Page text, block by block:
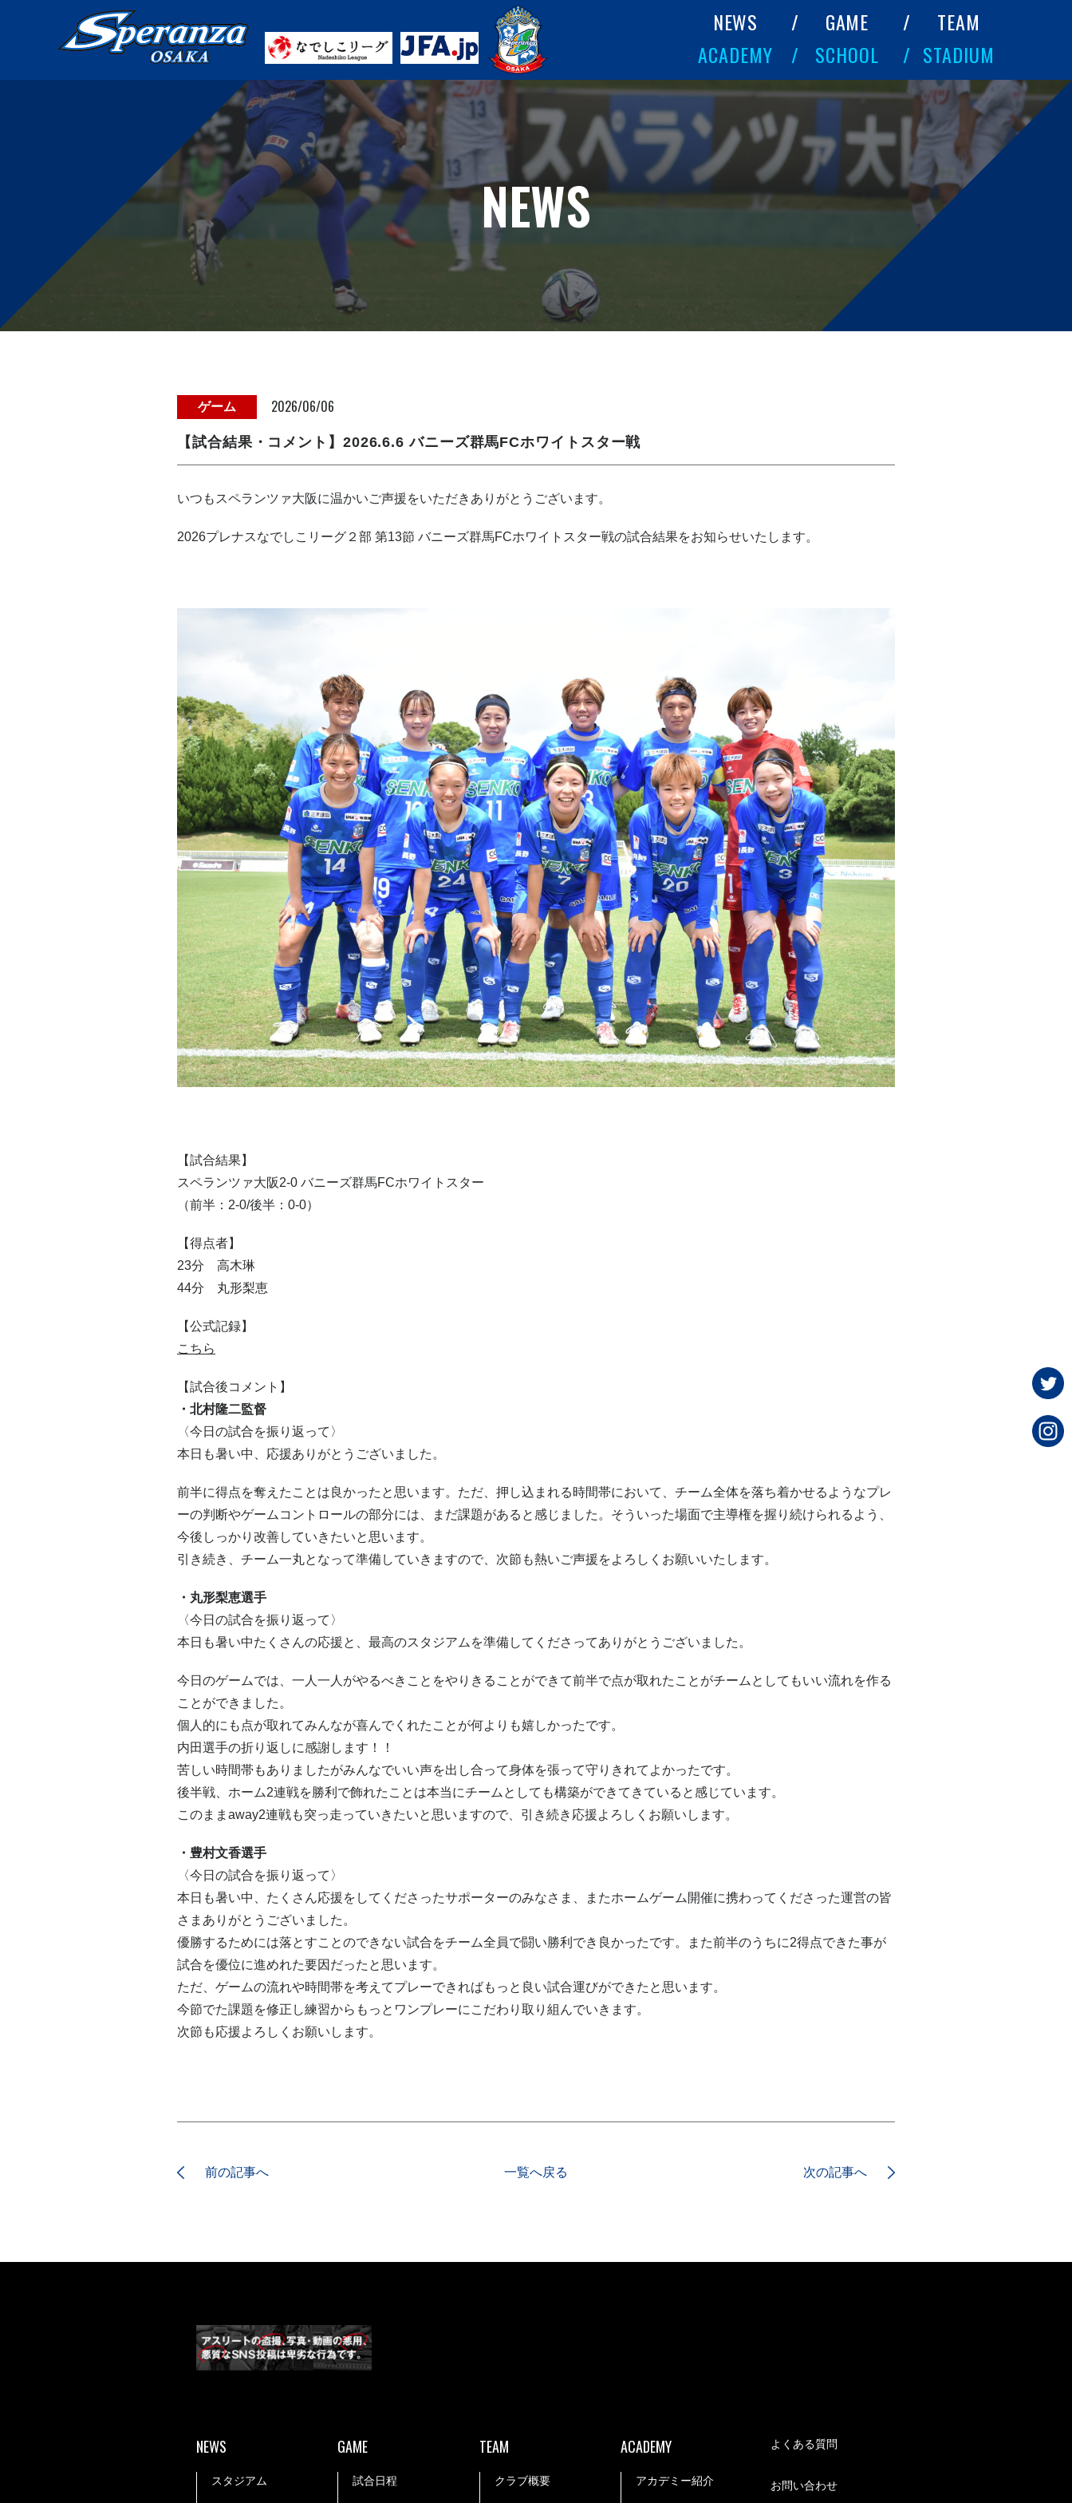
NEWS GAME
TEAM
ACADEMY
SCHOOL STADIUM
NEWS
ゲーム 2026/06/06
【試合結果・コメント】2026.6.6 バニーズ群馬FCホワイトスター戦
いつもスペランツァ大阪に温かいご声援をいただきありがとうございます。
2026プレナスなでしこリーグ２部 第13節 バニーズ群馬FCホワイトスター戦の試合結果をお知らせいたします。
【試合結果】
スペランツァ大阪2-0 バニーズ群馬FCホワイトスター
（前半：2-0/後半：0-0）
【得点者】
23分 高木琳
44分 丸形梨恵
【公式記録】
こちら
【試合後コメント】
・北村隆二監督
〈今日の試合を振り返って〉
本日も暑い中、応援ありがとうございました。
前半に得点を奪えたことは良かったと思います。ただ、押し込まれる時間帯において、チーム全体を落ち着かせるようなプレ
ーの判断やゲームコントロールの部分には、まだ課題があると感じました。そういった場面で主導権を握り続けられるよう、
今後しっかり改善していきたいと思います。
引き続き、チーム一丸となって準備していきますので、次節も熱いご声援をよろしくお願いいたします。
・丸形梨恵選手
〈今日の試合を振り返って〉
本日も暑い中たくさんの応援と、最高のスタジアムを準備してくださってありがとうございました。
今日のゲームでは、一人一人がやるべきことをやりきることができて前半で点が取れたことがチームとしてもいい流れを作る
ことができました。
個人的にも点が取れてみんなが喜んでくれたことが何よりも嬉しかったです。
内田選手の折り返しに感謝します！！
苦しい時間帯もありましたがみんなでいい声を出し合って身体を張って守りきれてよかったです。
後半戦、ホーム2連戦を勝利で飾れたことは本当にチームとしても構築ができてきていると感じています。
このままaway2連戦も突っ走っていきたいと思いますので、引き続き応援よろしくお願いします。
・豊村文香選手
〈今日の試合を振り返って〉
本日も暑い中、たくさん応援をしてくださったサポーターのみなさま、またホームゲーム開催に携わってくださった運営の皆
さまありがとうございました。
優勝するためには落とすことのできない試合をチーム全員で闘い勝利でき良かったです。また前半のうちに2得点できた事が
試合を優位に進めれた要因だったと思います。
ただ、ゲームの流れや時間帯を考えてプレーできればもっと良い試合運びができたと思います。
今節でた課題を修正し練習からもっとワンプレーにこだわり取り組んでいきます。
次節も応援よろしくお願いします。
前の記事へ 一覧へ戻る 次の記事へ
NEWS
スタジアム
GAME
試合日程
TEAM
クラブ概要
ACADEMY
アカデミー紹介
よくある質問
お問い合わせ